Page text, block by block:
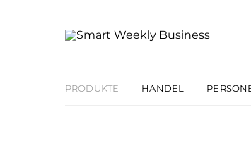
PRODUKTE HANDEL